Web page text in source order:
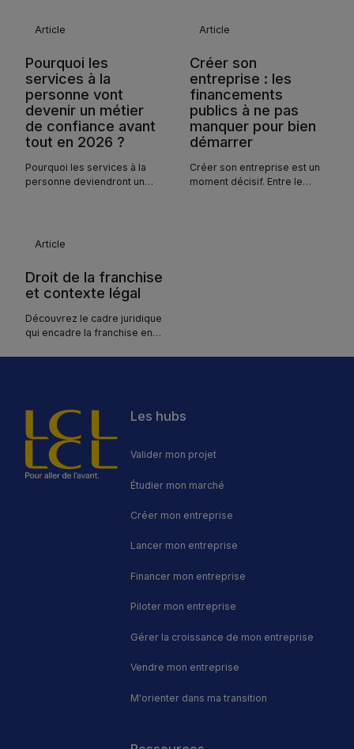
Article
Pourquoi les
services à la
personne vont
devenir un métier
de confiance avant
tout en 2026 ?
Pourquoi les services à la
personne deviendront un
secteur.
Article
Créer son
entreprise : les
financements
publics à ne pas
manquer pour bien
démarrer
Créer son entreprise est un
moment décisif. Entre le
Article
Droit de la franchise
et contexte légal
Découvrez le cadre juridique
qui encadre la franchise en
sécuriser votre projet de
franchise.
Les hubs
Valider mon projet
Étudier mon marché
Créer mon entreprise
Lancer mon entreprise
Financer mon entreprise
Piloter mon entreprise
Gérer la croissance de mon entreprise
Vendre mon entreprise
M'orienter dans ma transition